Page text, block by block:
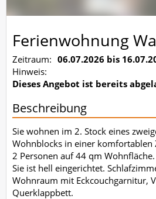
Ferienwohnung
Zeitraum: 06.07.2026 bis
Hinweis:
Dieses Angebot ist bereits
Beschreibung
Sie wohnen im 2. Stock eines
Wohnblocks in einer
2 Personen auf 44 qm Wohnfläche.
Sie ist hell eingerichtet.
Wohnraum mit Eckcouchgarnitur,
Querklappbett.